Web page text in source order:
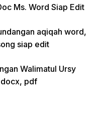
Ms. Word Siap Edit
aqiqah word,
siap edit
Walimatul Ursy
docx, pdf